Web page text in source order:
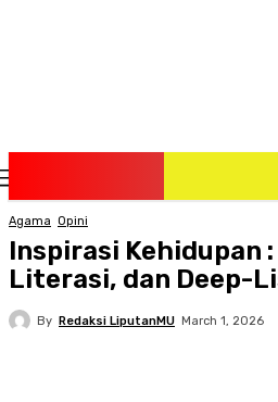
Agama Opini
Inspirasi Kehidupan
Literasi, dan Deep-
By Redaksi LiputanMU March 1, 2026